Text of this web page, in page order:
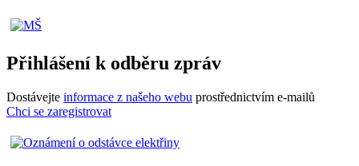
Přihlášení k odběru zpráv
Dostávejte informace z našeho webu prostřednictvím e-mailů
Chci se zaregistrovat